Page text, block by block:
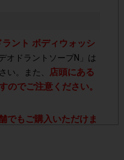
ラント ボディウォッシ
オドラントソープN」は
い。また、 店頭にある
のでご注意ください。
でもご購入いただけま